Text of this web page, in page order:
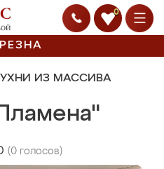
0
ИЗ МАССИВА
(0 голосов)